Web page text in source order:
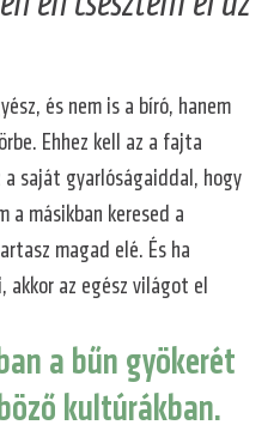
és nem is a bíró, hanem
Ehhez kell az a fajta
a saját gyarlóságaiddal, hogy
a másikban keresed a
magad elé. És ha
az egész világot el
a bűn gyökerét
kultúrákban.